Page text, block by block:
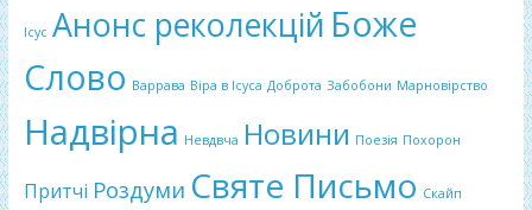
Ісус Анонс реколекцій Боже
Слово Варрава Віра в Ісуса Доброта Забобони Марновірство
Надвірна Невдвча Новини Поезія Похорон
Притчі Роздуми Святе Письмо Скайп